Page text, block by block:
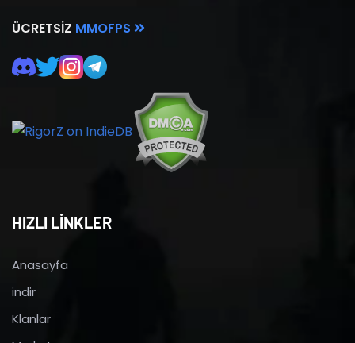
ÜCRETSIZ MMOFPS
HIZLI LİNKLER
Anasayfa
indir
Klanlar